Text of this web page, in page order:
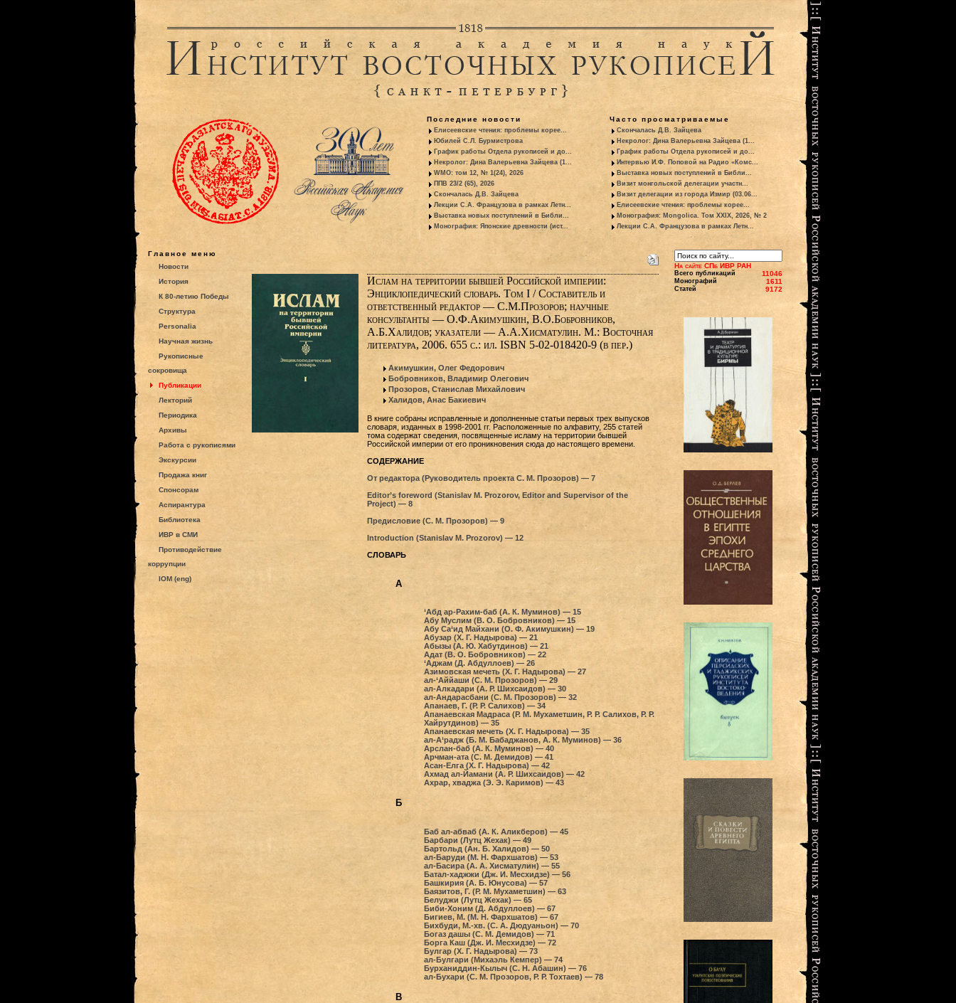
Последние новости
Елисеевские чтения: проблемы корее...
Юбилей С.Л. Бурмистрова
График работы Отдела рукописей и до...
Некролог: Дина Валерьевна Зайцева (1...
WMO: том 12, № 1(24), 2026
ППВ 23/2 (65), 2026
Скончалась Д.В. Зайцева
Лекции С.А. Французова в рамках Летн...
Выставка новых поступлений в Библи...
Монография: Японские древности (ист...
Часто просматриваемые
Скончалась Д.В. Зайцева
Некролог: Дина Валерьевна Зайцева (1...
График работы Отдела рукописей и до...
Интервью И.Ф. Поповой на Радио «Комс...
Выставка новых поступлений в Библи...
Визит монгольской делегации участн...
Визит делегации из города Измир (03.06...
Елисеевские чтения: проблемы корее...
Монография: Mongolica. Том XXIX, 2026, № 2
Лекции С.А. Французова в рамках Летн...
Главное меню
Новости
История
К 80-летию Победы
Структура
Personalia
Научная жизнь
Рукописные
сокровища
Публикации
Лекторий
Периодика
Архивы
Работа с рукописями
Экскурсии
Продажа книг
Спонсорам
Аспирантура
Библиотека
ИВР в СМИ
Противодействие
коррупции
IOM (eng)
Ислам на территории бывшей Российской империи:
Энциклопедический словарь. Том I / Составитель и
ответственный редактор — С.М.Прозоров; научные
консультанты — О.Ф.Акимушкин, В.О.Бобровников,
А.Б.Халидов; указатели — А.А.Хисматулин. M.: Восточная
литература, 2006. 655 с.: ил. ISBN 5-02-018420-9 (в пер.)
Акимушкин, Олег Федорович
Бобровников, Владимир Олегович
Прозоров, Станислав Михайлович
Халидов, Анас Бакиевич
В книге собраны исправленные и дополненные статьи первых трех выпусков
словаря, изданных в 1998-2001 гг. Расположенные по алфавиту, 255 статей
тома содержат сведения, посвященные исламу на территории бывшей
Российской империи от его проникновения сюда до настоящего времени.
СОДЕРЖАНИЕ
От редактора (Руководитель проекта С. М. Прозоров) — 7
Editor’s foreword (Stanislav M. Prozorov, Editor and Supervisor of the
Project) — 8
Предисловие (С. М. Прозоров) — 9
Introduction (Stanislav M. Prozorov) — 12
СЛОВАРЬ
А
‘Абд ар-Рахим-баб (А. К. Муминов) — 15
Абу Муслим (В. О. Бобровников) — 15
Абу Са‘ид Майхани (О. Ф. Акимушкин) — 19
Абузар (Х. Г. Надырова) — 21
Абызы (А. Ю. Хабутдинов) — 21
Адат (В. О. Бобровников) — 22
‘Аджам (Д. Абдуллоев) — 26
Азимовская мечеть (Х. Г. Надырова) — 27
ал-‘Аййаши (С. М. Прозоров) — 29
ал-Алкадари (А. Р. Шихсаидов) — 30
ал-Андарасбани (С. М. Прозоров) — 32
Апанаев, Г. (Р. Р. Салихов) — 34
Апанаевская Мадраса (Р. М. Мухаметшин, Р. Р. Салихов, Р. Р.
Хайрутдинов) — 35
Апанаевская мечеть (Х. Г. Надырова) — 35
ал-А‘радж (Б. М. Бабаджанов, А. К. Муминов) — 36
Арслан-баб (А. К. Муминов) — 40
Арчман-ата (С. М. Демидов) — 41
Асан-Елга (Х. Г. Надырова) — 42
Ахмад ал-Йамани (А. Р. Шихсаидов) — 42
Ахрар, хваджа (Э. Э. Каримов) — 43
Б
Баб ал-абваб (А. К. Аликберов) — 45
Барбари (Лутц Жехак) — 49
Бартольд (Ан. Б. Халидов) — 50
ал-Баруди (М. Н. Фархшатов) — 53
ал-Басира (А. А. Хисматулин) — 55
Батал-хаджжи (Дж. И. Месхидзе) — 56
Башкирия (А. Б. Юнусова) — 57
Баязитов, Г. (Р. М. Мухаметшин) — 63
Белуджи (Лутц Жехак) — 65
Биби-Хоним (Д. Абдуллоев) — 67
Бигиев, М. (М. Н. Фархшатов) — 67
Бихбуди, М.-хв. (С. А. Дюдуаньон) — 70
Богаз дашы (С. М. Демидов) — 71
Борга Каш (Дж. И. Месхидзе) — 72
Булгар (Х. Г. Надырова) — 73
ал-Булгари (Михаэль Кемпер) — 74
Бурханиддин-Кылыч (С. Н. Абашин) — 76
ал-Бухари (С. М. Прозоров, Р. Р. Тохтаев) — 78
В
На сайте СПб ИВР РАН
Всего публикаций 11046
Монографий 1611
Статей 9172